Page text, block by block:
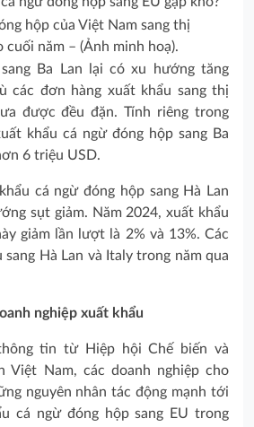
hộp của Việt Nam sang thị
cuối năm – (Ảnh minh hoạ).
Ba Lan lại có xu hướng tăng
các đơn hàng xuất khẩu sang thị
được đều đặn. Tính riêng trong
khẩu cá ngừ đóng hộp sang Ba
6 triệu USD.
cá ngừ đóng hộp sang Hà Lan
sụt giảm. Năm 2024, xuất khẩu
giảm lần lượt là 2% và 13%. Các
Hà Lan và Italy trong năm qua
nghiệp xuất khẩu
tin từ Hiệp hội Chế biến và
Việt Nam, các doanh nghiệp cho
nguyên nhân tác động mạnh tới
cá ngừ đóng hộp sang EU trong